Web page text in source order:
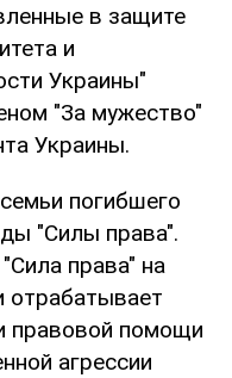
в защите
и
Украины"
"За мужество"
Украины.
погибшего
"Силы права".
права" на
отрабатывает
правовой помощи
агрессии